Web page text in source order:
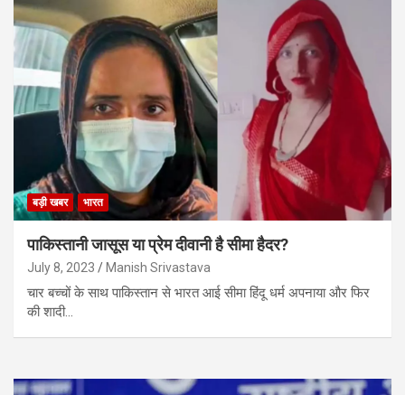
बड़ी खबर भारत
पाकिस्तानी जासूस या प्रेम दीवानी है सीमा हैदर?
July 8, 2023 Manish Srivastava
चार बच्चों के साथ पाकिस्तान से भारत आई सीमा हिंदू धर्म अपनाया और फिर
की शादी…